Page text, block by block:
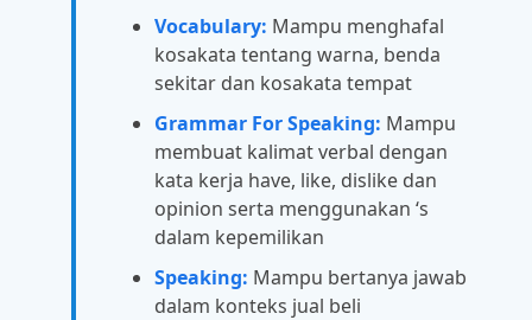
Vocabulary: Mampu menghafal
kosakata tentang warna, benda
sekitar dan kosakata tempat
Grammar For Speaking: Mampu
membuat kalimat verbal dengan
kata kerja have, like, dislike dan
opinion serta menggunakan ‘s
dalam kepemilikan
Speaking: Mampu bertanya jawab
dalam konteks jual beli